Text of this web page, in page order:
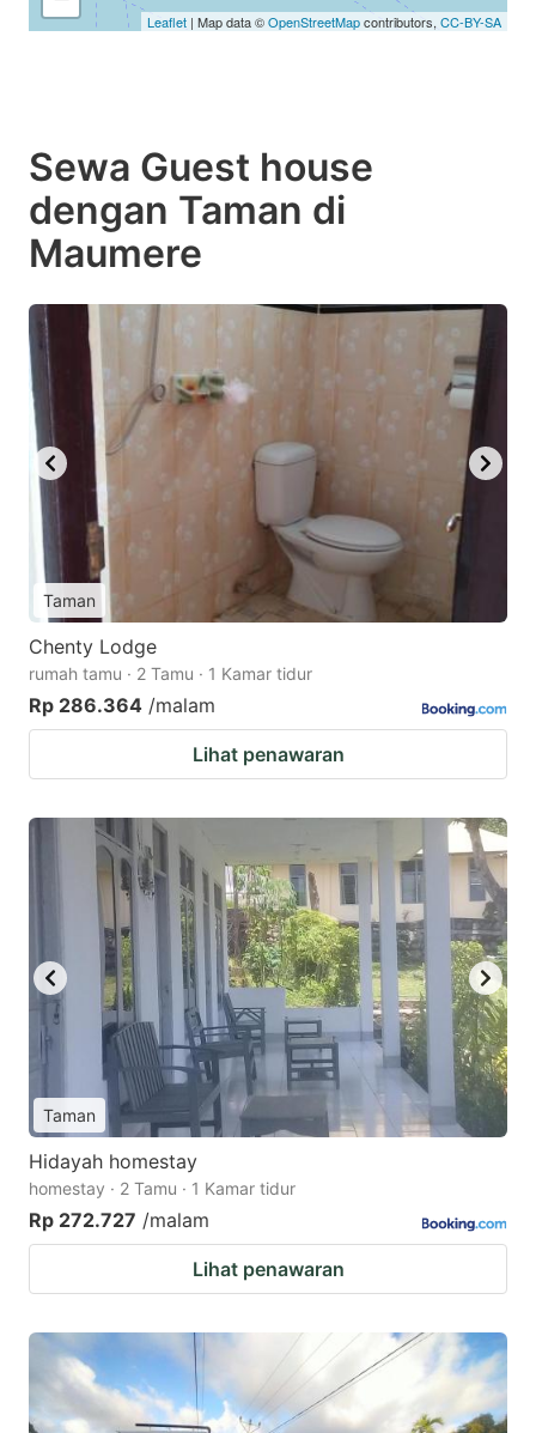
Leaflet | Map data ©OpenStreetMapcontributors, CC-BY-SA
Sewa Guest house
dengan Taman di
Maumere
Taman
Chenty Lodge
rumah tamu · 2 Tamu · 1 Kamar tidur
Rp 286.364 /malam
Lihat penawaran
Taman
Hidayah homestay
homestay · 2 Tamu · 1 Kamar tidur
Rp 272.727 /malam
Lihat penawaran